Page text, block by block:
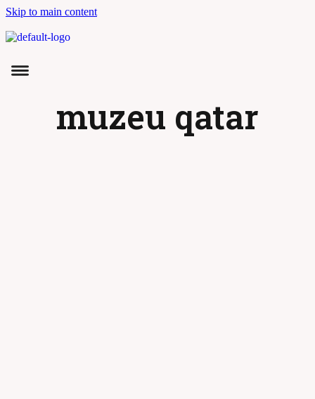
Skip to main content
muzeu qatar